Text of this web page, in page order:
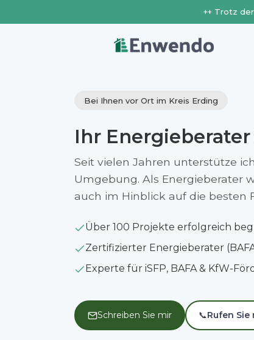
++ Trotz
Bei Ihnen vor Ort im Kreis Erding
Ihr
Seit vielen Jahren unterstütze
Umgebung. Als Energieberater
auch im Hinblick auf die besten
Über 100 Projekte erfolgreich
Zertifizierter Energieberater
Experte für iSFP, BAFA & KfW-
Schreiben Sie mir 📞Rufen Sie